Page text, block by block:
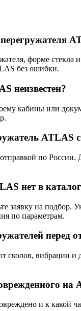
форме
без ошибки.
неизвестен?
кабины или
ATLAS
по
нет в
заявку на
по параметрам.
перед
сколов, вибрации
на
и к какой